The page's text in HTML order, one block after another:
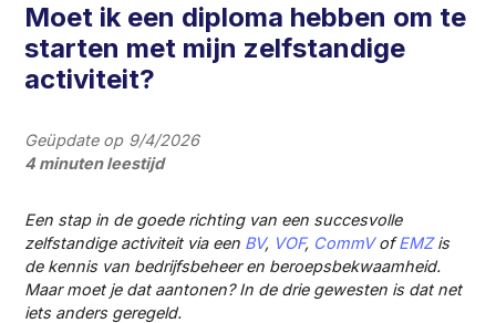
Moet ik een diploma hebben om te
starten met mijn zelfstandige
activiteit?
Geüpdate op 9/4/2026
4 minuten leestijd
Een stap in de goede richting van een succesvolle
zelfstandige activiteit via een BV, VOF, CommVofEMZis
de kennis van bedrijfsbeheer en beroepsbekwaamheid.
Maar moet je dat aantonen? In de drie gewesten is dat net
iets anders geregeld.